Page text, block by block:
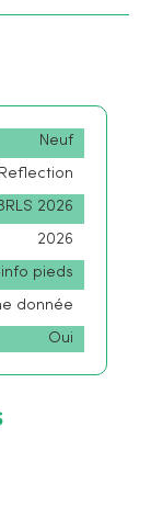
Neuf
Reflection
2026
2026
pieds
donnée
Oui